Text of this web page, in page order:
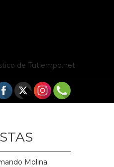
de Tutiempo.net
Molina